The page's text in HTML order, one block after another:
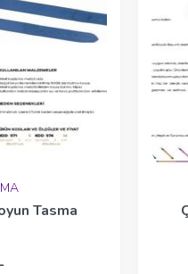
Tasma